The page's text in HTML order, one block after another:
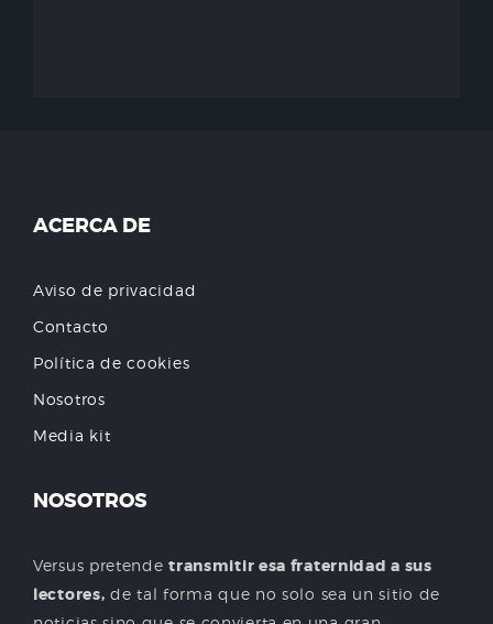
ACERCA DE
Aviso de privacidad
Contacto
Política de cookies
Nosotros
Media kit
NOSOTROS
Versus pretendetransmitir esa fraternidad a sus
lectores, de tal forma que no solo sea un sitio de